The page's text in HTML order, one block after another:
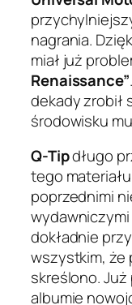
nagrania.
miał już
Renaissance”
dekady zrobił
środowisku
Q-Tipdługo
tego
poprzednimi
dokładnie
wszystkim, że
skreślono.
albumie